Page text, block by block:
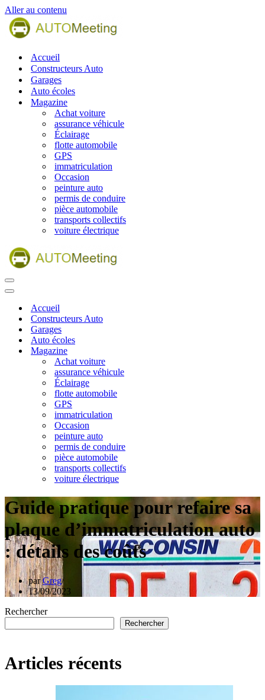
Aller au contenu
Accueil
Constructeurs Auto
Garages
Auto écoles
Magazine
Achat voiture
assurance véhicule
Éclairage
flotte automobile
GPS
immatriculation
Occasion
peinture auto
permis de conduire
pièce automobile
transports collectifs
voiture électrique
Menu
de
Menu
navigationAccueil
Constructeurs Auto
Garages
Auto écoles
Magazine
Achat voiture
assurance véhicule
Éclairage
flotte automobile
GPS
immatriculation
Occasion
peinture auto
permis de conduire
pièce automobile
transports collectifs
voiture électrique
Guide pratique pour refaire sa
plaque d’immatriculation auto
: détails des coûts
parGreg
13/09/2023
Rechercher
Rechercher
Articles récents